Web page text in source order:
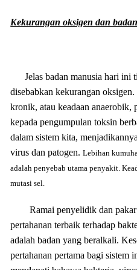
Kekurangan oksigen dan
Jelas badan manusia hari ini
disebabkan kekurangan
kronik, atau keadaan anaerobik,
kepada pengumpulan toksin
dalam sistem kita,
virus dan patogen.Lebihan
adalah penyebab utama penyakit.
mutasi sel.
Ramai penyelidik dan pakar
pertahanan terbaik terhadap
adalah badan yang beralkali.
pertahanan pertama bagi sistem